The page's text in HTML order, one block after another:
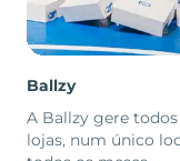
Ballzy
A Ballzy gere
lojas, num único